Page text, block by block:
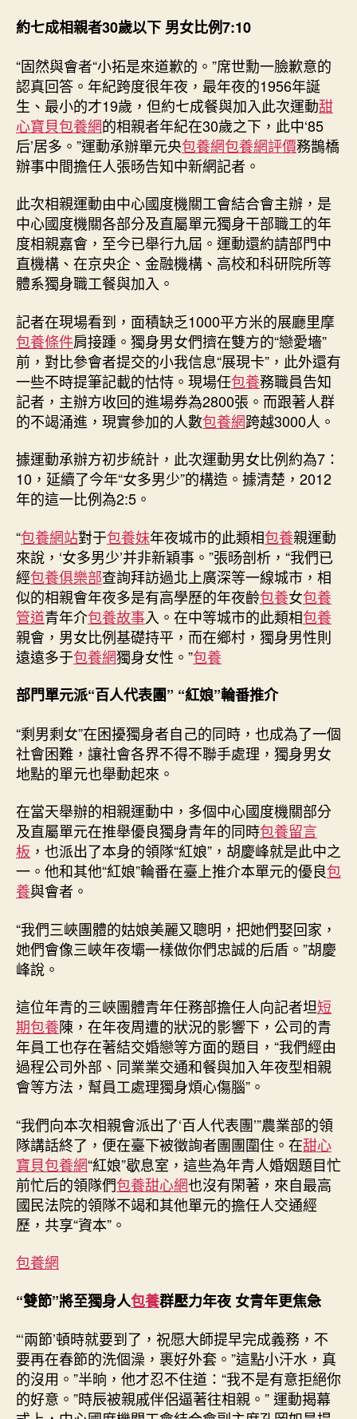
約七成相親者30歲以下 男女比例7:10
“固然與會者“小拓是來道歉的。”席世勳一臉歉意的
認真回答。年紀跨度很年夜，最年夜的1956年誕
生、最小的才19歲，但約七成餐與加入此次運動甜
心寶貝包養網的相親者年紀在30歲之下，此中‘85
后’居多。”運動承辦單元央包養網包養網評價務鵲橋
辦事中間擔任人張旸告知中新網記者。
此次相親運動由中心國度機關工會結合會主辦，是
中心國度機關各部分及直屬單元獨身干部職工的年
度相親嘉會，至今已舉行九屆。運動還約請部門中
直機構、在京央企、金融機構、高校和科研院所等
體系獨身職工餐與加入。
記者在現場看到，面積缺乏1000平方米的展廳里摩
包養條件肩接踵。獨身男女們擠在雙方的“戀愛墻”
前，對比參會者提交的小我信息“展現卡”，此外還有
一些不時提筆記載的怙恃。現場任包養務職員告知
記者，主辦方收回的進場券為2800張。而跟著人群
的不竭涌進，現實參加的人數包養網跨越3000人。
據運動承辦方初步統計，此次運動男女比例約為7：
10，延續了今年“女多男少”的構造。據清楚，2012
年的這一比例為2:5。
“包養網站對于包養妹年夜城市的此類相包養親運動
來說，‘女多男少’并非新穎事。”張旸剖析，“我們已
經包養俱樂部查詢拜訪過北上廣深等一線城市，相
似的相親會年夜多是有高學歷的年夜齡包養女包養
管道青年介包養故事入。在中等城市的此類相包養
親會，男女比例基礎持平，而在鄉村，獨身男性則
遠遠多于包養網獨身女性。”包養
部門單元派“百人代表團” “紅娘”輪番推介
“剩男剩女”在困擾獨身者自己的同時，也成為了一個
社會困難，讓社會各界不得不聯手處理，獨身男女
地點的單元也舉動起來。
在當天舉辦的相親運動中，多個中心國度機關部分
及直屬單元在推舉優良獨身青年的同時包養留言
板 ，也派出了本身的領隊“紅娘”，胡慶峰就是此中之
一。他和其他“紅娘”輪番在臺上推介本單元的優良包
養與會者。
“我們三峽團體的姑娘美麗又聰明，把她們娶回家，
她們會像三峽年夜壩一樣做你們忠誠的后盾。”胡慶
峰說。
這位年青的三峽團體青年任務部擔任人向記者坦短
期包養陳，在年夜周遭的狀況的影響下，公司的青
年員工也存在著結交婚戀等方面的題目，“我們經由
過程公司外部、同業業交通和餐與加入年夜型相親
會等方法，幫員工處理獨身煩心傷腦”。
“我們向本次相親會派出了‘百人代表團’”農業部的領
隊講話終了，便在臺下被徵詢者團團圍住。在甜心
寶貝包養網“紅娘”歇息室，這些為年青人婚姻題目忙
前忙后的領隊們包養甜心網也沒有閑著，來自最高
國民法院的領隊不竭和其他單元的擔任人交通經
歷，共享“資本”。
包養網
“雙節”將至獨身人包養群壓力年夜 女青年更焦急
“‘兩節’頓時就要到了，祝愿大師提早完成義務，不
要再在春節的洗個澡，裹好外套。”這點小汗水，真
的沒用。”半晌，他才忍不住道：“我不是有意拒絕你
的好意。”時辰被親戚伴侶逼著往相親。” 運動揭幕